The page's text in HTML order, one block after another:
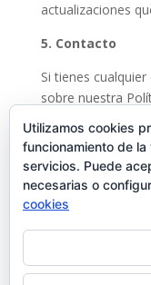
actualizaciones
5. Contacto
Si tienes
sobre nuestra
en contacto con
direcciones:
Responsable:
La Diputación
Dirección:
Plaza de Santa
Utilizamos cookies
funcionamiento de
servicios. Puede
necesarias o
cookies